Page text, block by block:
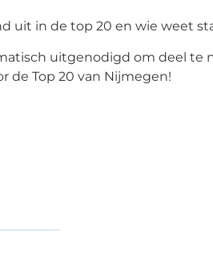
uit in de top 20 en wie weet
uitgenodigd om deel te
de Top 20 van Nijmegen!